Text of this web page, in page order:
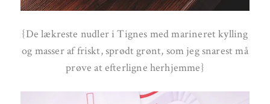
{De lækreste nudler i Tignes med marineret kylling
og masser af friskt, sprødt grønt, som jeg snarest må
prøve at efterligne herhjemme}